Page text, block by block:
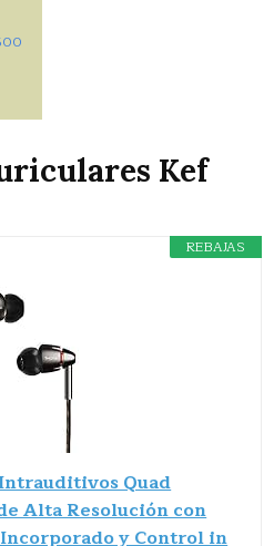
Kef
REBAJAS
Quad
Alta Resolución con
y Control in